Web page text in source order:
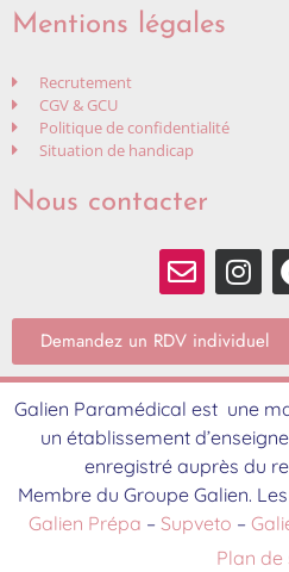
Mentions légales
Recrutement
CGV & GCU
Politique de confidentialité
Situation de handicap
Nous contacter
Demandez un RDV individuel
Galien Paramédical est une
un établissement
enregistré auprès du
Membre du Groupe Galien.
Galien Prépa – Supveto –
Plan de